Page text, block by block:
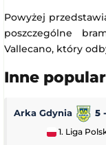
Powyżej
poszczególne
Vallecano, który
Inne
Arka Gdynia 5
1. Liga